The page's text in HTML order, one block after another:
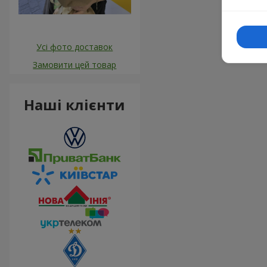
Усі фото доставок
Замовити цей товар
Наші клієнти